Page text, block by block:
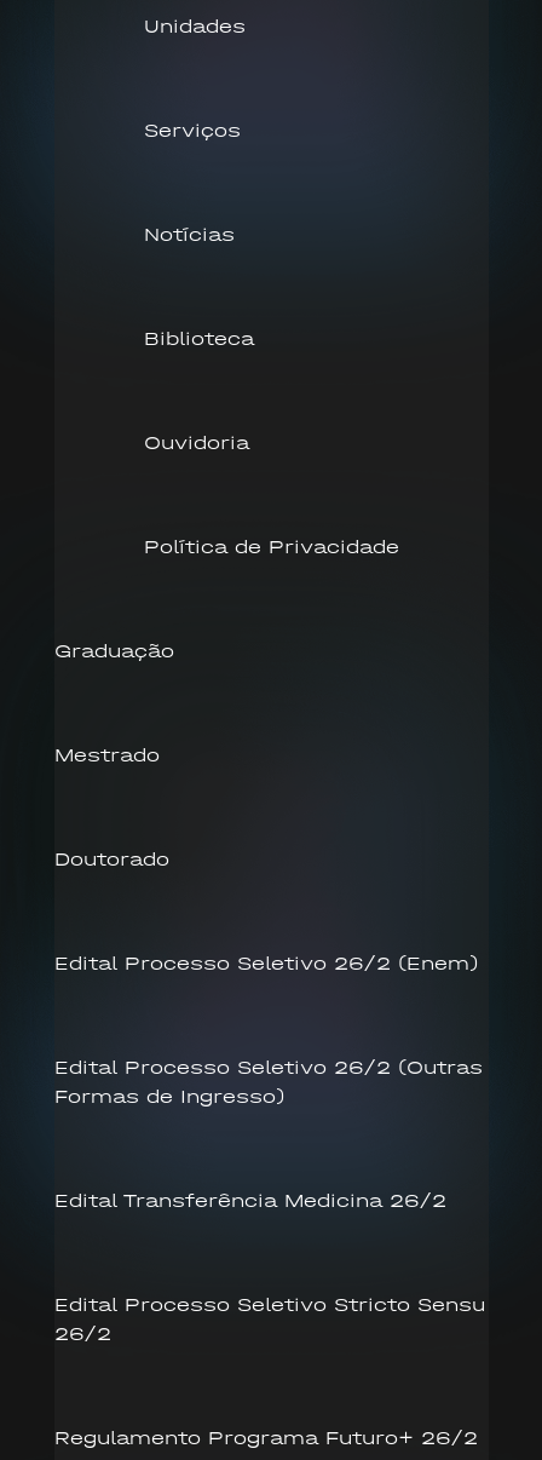
Unidades
Serviços
Notícias
Biblioteca
Ouvidoria
Política de Privacidade
Graduação
Mestrado
Doutorado
Edital Processo Seletivo 26/2 (Enem)
Edital Processo Seletivo 26/2 (Outras
Formas de Ingresso)
Edital Transferência Medicina 26/2
Edital Processo Seletivo Stricto Sensu
26/2
Regulamento Programa Futuro+ 26/2